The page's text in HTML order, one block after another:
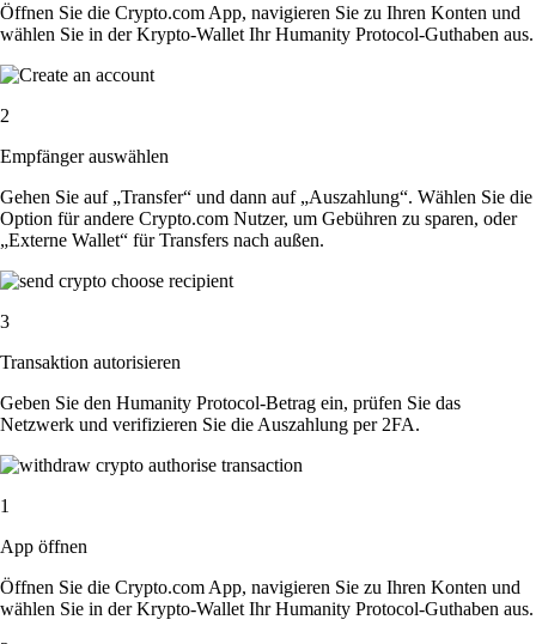
Öffnen Sie die Crypto.com App, navigieren Sie zu Ihren Konten und
wählen Sie in der Krypto-Wallet Ihr Humanity Protocol-Guthaben aus.
2
Empfänger auswählen
Gehen Sie auf „Transfer“ und dann auf „Auszahlung“. Wählen Sie die
Option für andere Crypto.com Nutzer, um Gebühren zu sparen, oder
„Externe Wallet“ für Transfers nach außen.
3
Transaktion autorisieren
Geben Sie den Humanity Protocol-Betrag ein, prüfen Sie das
Netzwerk und verifizieren Sie die Auszahlung per 2FA.
1
App öffnen
Öffnen Sie die Crypto.com App, navigieren Sie zu Ihren Konten und
wählen Sie in der Krypto-Wallet Ihr Humanity Protocol-Guthaben aus.